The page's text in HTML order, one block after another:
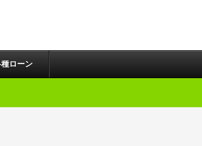
?>
ローン